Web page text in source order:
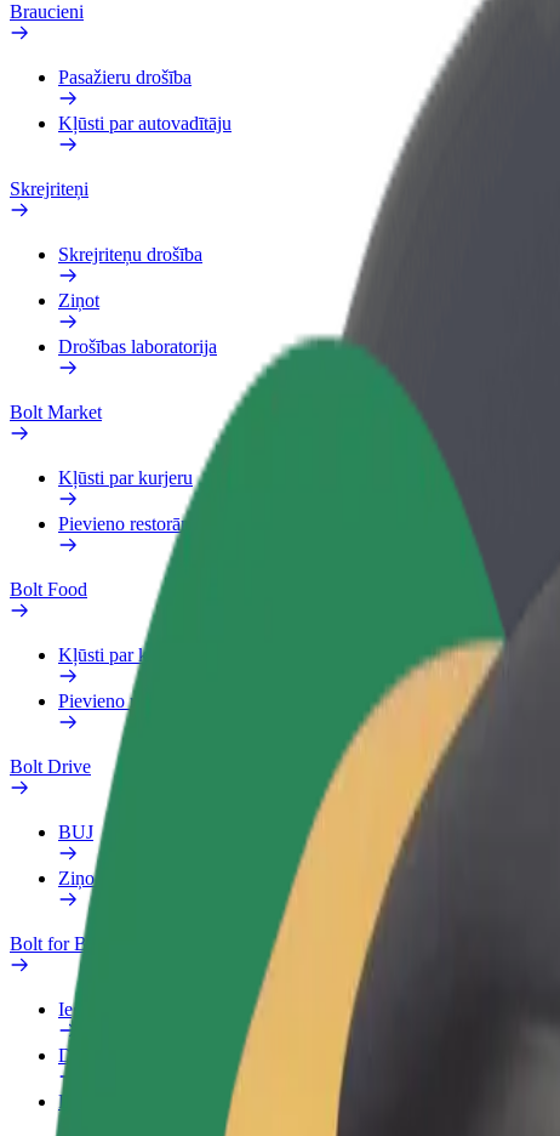
Braucieni
Pasažieru drošība
Kļūsti par autovadītāju
Skrejriteņi
Skrejriteņu drošība
Ziņot
Drošības laboratorija
Bolt Market
Kļūsti par kurjeru
Pievieno restorānu vai veikalu
Bolt Food
Kļūsti par kurjeru
Pievieno restorānu vai veikalu
Bolt Drive
BUJ
Ziņo par transportlīdzekli
Bolt for Business
Ieguvumi
Darba Profils
Pakalpojumi